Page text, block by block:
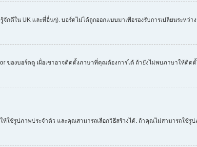
กดีใน UK และที่อื่นๆ). บอร์ดไม่ได้ถูกออกแบบมาเพื่อรองรับการเปลี่ยนระหว่
ของบอร์ดดู เผื่อเขาอาจติดตั้งภาษาที่คุณต้องการได้ ถ้ายังไม่พบภาษาให้ติ
ช้รูปภาพประจำตัว และคุณสามารถเลือกวิธีสร้างได้. ถ้าคุณไม่สามารถใช้รู